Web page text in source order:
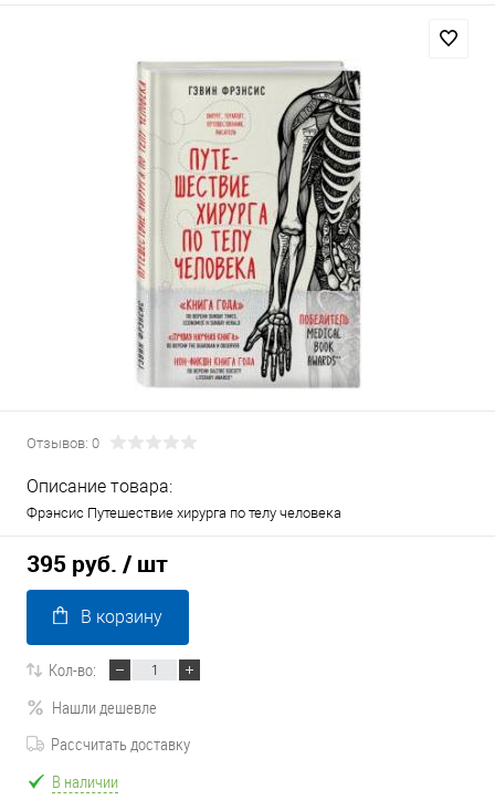
Отзывов: 0
Описание товара:
Фрэнсис Путешествие хирурга по телу человека
395 руб. / шт
В корзину
Кол-во:
Нашли дешевле
Рассчитать доставку
В наличии